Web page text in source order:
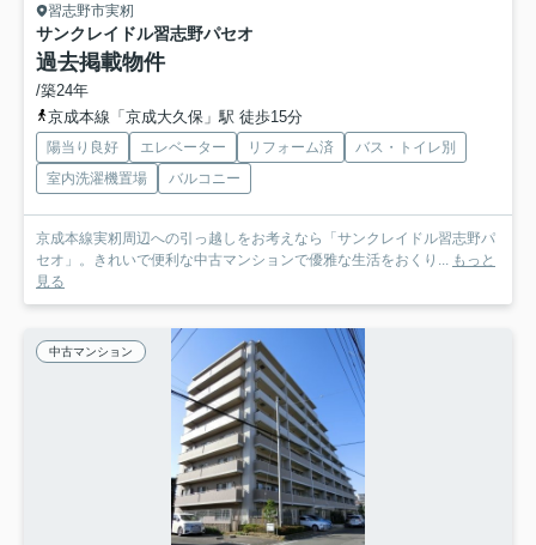
習志野市実籾
サンクレイドル習志野パセオ
過去掲載物件
/築24年
京成本線「京成大久保」駅 徒歩15分
陽当り良好 エレベーター リフォーム済
バス・トイレ別
室内洗濯機置場
バルコニー
京成本線実籾周辺への引っ越しをお考えなら「サンクレイドル習志野パ
セオ」。きれいで便利な中古マンションで優雅な生活をおくり...
もっと
見る
中古マンション